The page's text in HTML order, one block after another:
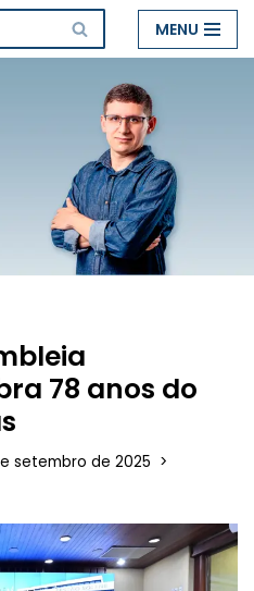
MENU
78 anos do
setembro de 2025